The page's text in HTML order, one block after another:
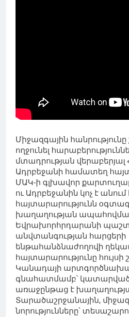
Միջազգային
ողջունել
մտադրության
Ադրբեջանի համատեղ
ՄԱԿ-ի գլխավոր
ու Ադրբեջանին կոչ է
հայտարարությունն
խաղաղության
Եվրախորհրդարանի
անվտանգության հարցերի
ենթահանձնաժողովի
հայտարարությունը հույսի
Կանադայի
գնահատմամբ՝ կատարվածը
առաջընթաց է
Տարածաշրջանային,
նորությունները՝